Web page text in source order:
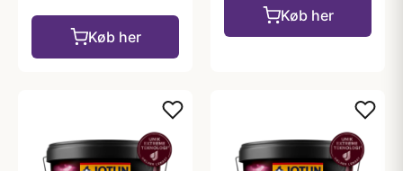
Køb her
Køb her